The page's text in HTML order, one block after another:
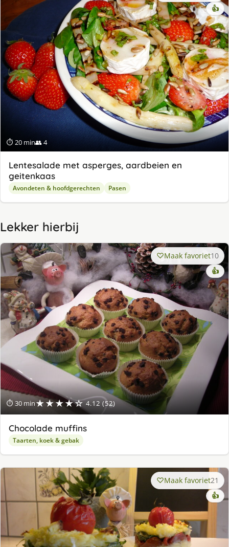
⏱ 20 min👥 4
👍
Lentesalade met asperges, aardbeien en
geitenkaas
Avondeten & hoofdgerechten Pasen
Lekker hierbij
⏱ 30 min★★★★☆ 4.12 (52)
Maak favoriet10
👍
Chocolade muffins
Taarten, koek & gebak
Maak favoriet21
👍